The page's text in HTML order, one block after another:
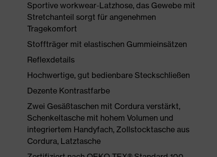
Sportive workwear-Latzhose, das Gewebe mit
Stretchanteil sorgt für angenehmen
Tragekomfort
Stoffträger mit elastischen Gummieinsätzen
Reflexdetails
Hochwertige, gut bedienbare Steckschließen
Dezente Kontrastfarbe
Zwei Gesäßtaschen mit Cordura verstärkt,
Schenkeltasche mit hohem Volumen und
integriertem Handyfach, Zollstocktasche aus
Cordura, Latztasche